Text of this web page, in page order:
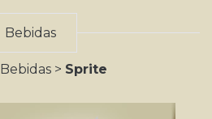
Bebidas
Bebidas > Sprite